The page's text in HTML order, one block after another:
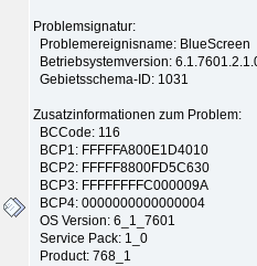
Problemsignatur:
Problemereignisname: BlueScreen
Betriebsystemversion:
Gebietsschema-ID: 1031
Zusatzinformationen zum Problem:
BCCode: 116
BCP1: FFFFFA800E1D4010
BCP2: FFFFF8800FD5C630
BCP3: FFFFFFFFC000009A
BCP4: 0000000000000004
OS Version: 6_1_7601
Service Pack: 1_0
Product: 768_1